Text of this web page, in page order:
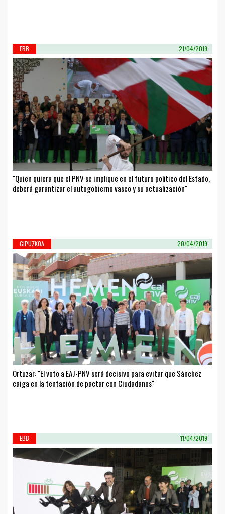
EBB 21/04/2019
"Quien quiera que el PNV se implique en el futuro político del Estado,
deberá garantizar el autogobierno vasco y su actualización"
GIPUZKOA 20/04/2019
Ortuzar: "El voto a EAJ-PNV será decisivo para evitar que Sánchez
caiga en la tentación de pactar con Ciudadanos"
EBB 11/04/2019